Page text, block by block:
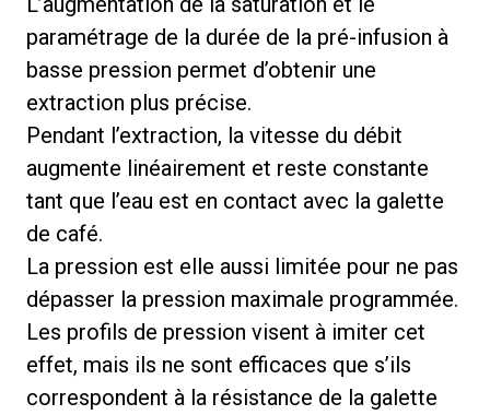
paramétrage de la durée de la pré-infusion à
basse pression permet d’obtenir une
extraction plus précise.
Pendant l’extraction, la vitesse du débit
augmente linéairement et reste constante
tant que l’eau est en contact avec la galette
de café.
La pression est elle aussi limitée pour ne pas
dépasser la pression maximale programmée.
Les profils de pression visent à imiter cet
effet, mais ils ne sont efficaces que s’ils
correspondent à la résistance de la galette